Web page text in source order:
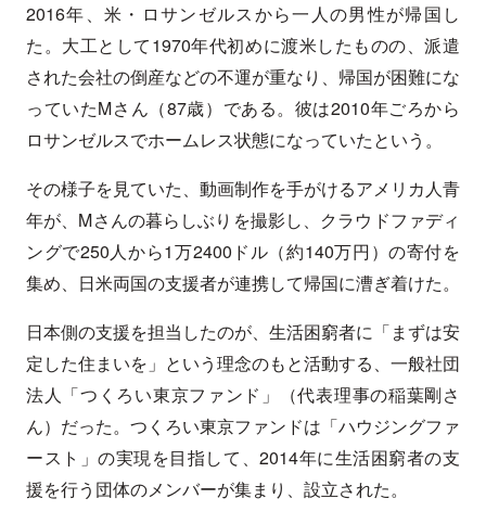
2016年、米・ロサンゼルスから一人の男性が帰国し
た。大工として1970年代初めに渡米したものの、派遣
された会社の倒産などの不運が重なり、帰国が困難にな
っていたMさん（87歳）である。彼は2010年ごろから
ロサンゼルスでホームレス状態になっていたという。
その様子を見ていた、動画制作を手がけるアメリカ人青
年が、Mさんの暮らしぶりを撮影し、クラウドファディ
ングで250人から1万2400ドル（約140万円）の寄付を
集め、日米両国の支援者が連携して帰国に漕ぎ着けた。
日本側の支援を担当したのが、生活困窮者に「まずは安
定した住まいを」という理念のもと活動する、一般社団
法人「つくろい東京ファンド」（代表理事の稲葉剛さ
ん）だった。つくろい東京ファンドは「ハウジングファ
ースト」の実現を目指して、2014年に生活困窮者の支
援を行う団体のメンバーが集まり、設立された。